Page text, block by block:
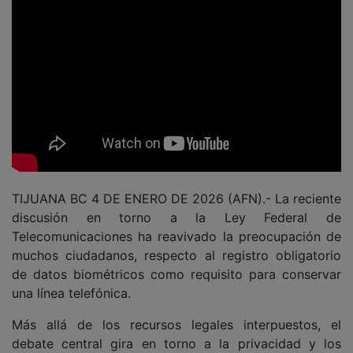
TIJUANA BC 4 DE ENERO DE 2026 (AFN).- La reciente
discusión en torno a la Ley Federal de
Telecomunicaciones ha reavivado la preocupación de
muchos ciudadanos, respecto al registro obligatorio
de datos biométricos como requisito para conservar
una línea telefónica.
Más allá de los recursos legales interpuestos, el
debate central gira en torno a la privacidad y los